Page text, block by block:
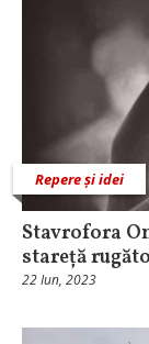
Repere și idei
Stavrofora
stareță
22 Iun, 2023